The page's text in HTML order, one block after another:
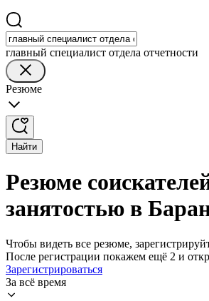
главный специалист отдела отчетности
Резюме
Найти
Резюме
занятостью в
Чтобы видеть все резюме,
После регистрации покажем ещё 2 и
Зарегистрироваться
За всё время